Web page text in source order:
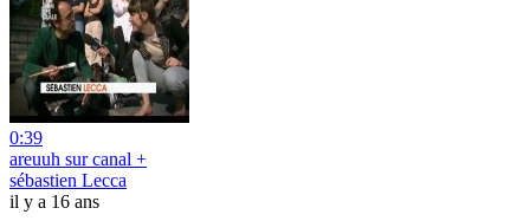
0:39
areuuh sur canal +
sébastien Lecca
il y a 16 ans